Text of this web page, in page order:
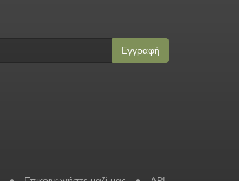
Εγγραφή